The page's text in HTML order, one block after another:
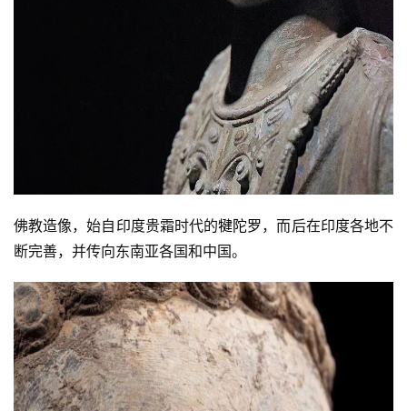
佛教造像，始自印度贵霜时代的犍陀罗，而后在印度各地不
断完善，并传向东南亚各国和中国。